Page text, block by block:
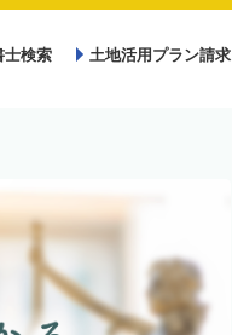
士検索 土地活用プラン請求